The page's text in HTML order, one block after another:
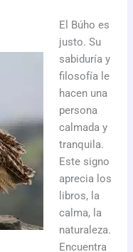
El Búho es
justo. Su
sabiduría y
filosofía le
hacen una
persona
calmada y
tranquila.
Este signo
aprecia los
libros, la
calma, la
naturaleza.
Encuentra